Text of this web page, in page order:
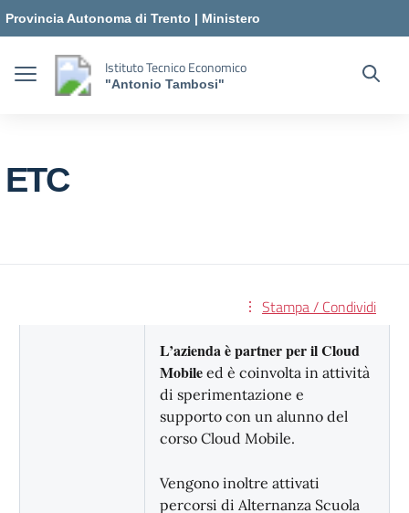
Vai ai contenuti
Vai al menu di navigazione
Vai al footer
Provincia Autonoma di Trento | Ministero
dell'Istruzione e del Merito
Istituto Tecnico Economico
"Antonio Tambosi"
ETC
Stampa / Condividi
L’azienda è partner per il Cloud
Mobile ed è coinvolta in attività
di sperimentazione e
supporto con un alunno del
corso Cloud Mobile.
Vengono inoltre attivati
percorsi di Alternanza Scuola